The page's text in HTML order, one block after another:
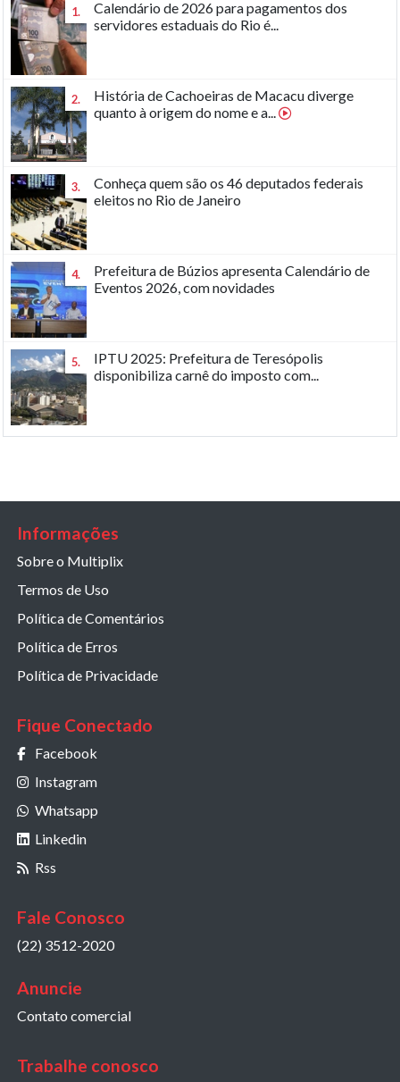
1.
Calendário de 2026 para pagamentos dos
servidores estaduais do Rio é...
2.
História de Cachoeiras de Macacu diverge
quanto à origem do nome e a...
3.
Conheça quem são os 46 deputados federais
eleitos no Rio de Janeiro
4.
Prefeitura de Búzios apresenta Calendário de
Eventos 2026, com novidades
5.
IPTU 2025: Prefeitura de Teresópolis
disponibiliza carnê do imposto com...
Informações
Sobre o Multiplix
Termos de Uso
Política de Comentários
Política de Erros
Política de Privacidade
Fique Conectado
Facebook
Instagram
Whatsapp
Linkedin
Rss
Fale Conosco
(22) 3512-2020
Anuncie
Contato comercial
Trabalhe conosco